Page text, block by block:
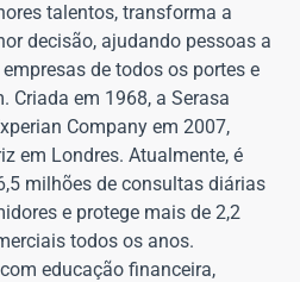
talentos, transforma a
decisão, ajudando pessoas a
de todos os portes e
Criada em 1968, a Serasa
Company em 2007,
em Londres. Atualmente, é
milhões de consultas diárias
e protege mais de 2,2
todos os anos.
educação financeira,